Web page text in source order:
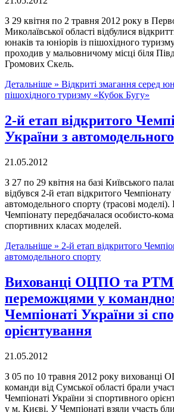
З 29 квітня по 2 травня 2012 року в
Миколаївської області відбулися
юнаків та юніорів із пішохідного
проходив у мальовничому місці біля
Громових Скель.
Детальніше » Відкриті змагання серед
пішохідного туризму «Кубок Бугу»
2-й етап відкритого
України з
21.05.2012
З 27 по 29 квітня на базі Київського
відбувся 2-й етап відкритого Чемпіонату
автомодельного спорту (трасові
Чемпіонату передбачалася особисто-
спортивних класах моделей.
Детальніше » 2-й етап відкритого
автомодельного спорту
Вихованці ОЦПО та РТМ
переможцями у
Чемпіонаті України зі
орієнтування
21.05.2012
З 05 по 10 травня 2012 року вихованці
команди від Сумської області брали
Чемпіонаті України зі спортивного
у м. Києві. У Чемпіонаті взяли участь